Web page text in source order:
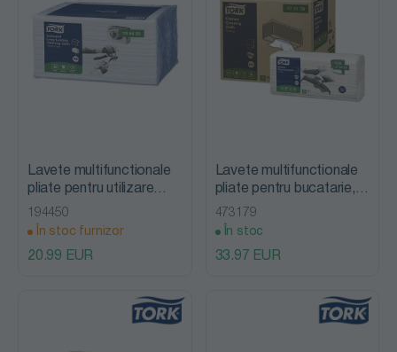
Lavete multifunctionale
pliate pentru utilizare
indelungata Long-
Lasting, Tork, albastru
194450
În stoc furnizor
20.99 EUR
Lavete multifunctionale
pliate pentru bucatarie,
Tork Heavy-Duty
473179
În stoc
33.97 EUR